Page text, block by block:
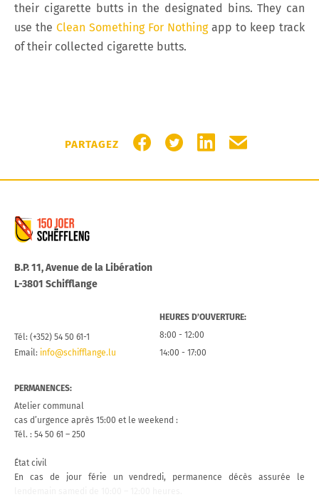
their cigarette butts in the designated bins. They can
use the Clean Something For Nothingapp to keep track
of their collected cigarette butts.
PARTAGEZ
PARTAGER SUR FACEBOOK
PARTAGER SUR TWITTER
PARTAGER SUR
PARTAGER
B.P. 11, Avenue de la Libération
L-3801 Schifflange
Tél: (+352) 54 50 61-1
Email: info@schifflange.lu
HEURES D’OUVERTURE:
8:00 - 12:00
14:00 - 17:00
PERMANENCES:
Atelier communal
cas d’urgence après 15:00 et le weekend :
Tél. : 54 50 61 – 250
État civil
En cas de jour férie un vendredi, permanence décès assurée le